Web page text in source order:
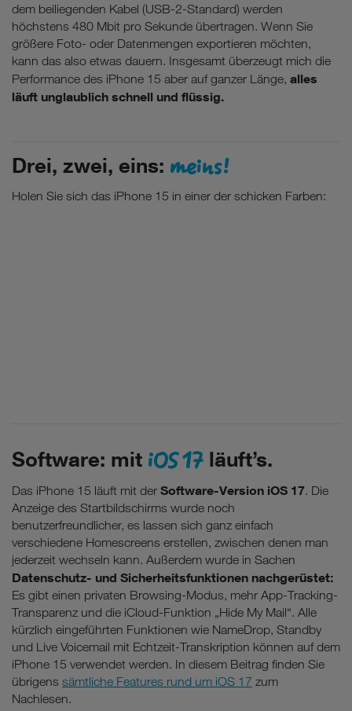
dem beiliegenden Kabel (USB-2-Standard) werden
höchstens 480 Mbit pro Sekunde übertragen. Wenn Sie
größere Foto- oder Datenmengen exportieren möchten,
kann das also etwas dauern. Insgesamt überzeugt mich die
Performance des iPhone 15 aber auf ganzer Länge, alles
läuft unglaublich schnell und flüssig.
Drei, zwei, eins: meins!
Holen Sie sich das iPhone 15 in einer der schicken Farben:
Software: mit iOS 17 läuft’s.
Das iPhone 15 läuft mit der Software-Version iOS 17. Die
Anzeige des Startbildschirms wurde noch
benutzerfreundlicher, es lassen sich ganz einfach
verschiedene Homescreens erstellen, zwischen denen man
jederzeit wechseln kann. Außerdem wurde in Sachen
Datenschutz- und Sicherheitsfunktionen nachgerüstet:
Es gibt einen privaten Browsing-Modus, mehr App-Tracking-
Transparenz und die iCloud-Funktion „Hide My Mail“. Alle
kürzlich eingeführten Funktionen wie NameDrop, Standby
und Live Voicemail mit Echtzeit-Transkription können auf dem
iPhone 15 verwendet werden. In diesem Beitrag finden Sie
übrigens sämtliche Features rund um iOS 17 zum
Nachlesen.